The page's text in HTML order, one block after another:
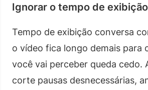
Ignorar o tempo de exibição
Tempo de exibição conversa
o vídeo fica longo demais para
você vai perceber queda cedo.
corte pausas desnecessárias,